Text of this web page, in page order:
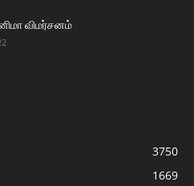
விமர்சனம்
3750
1669